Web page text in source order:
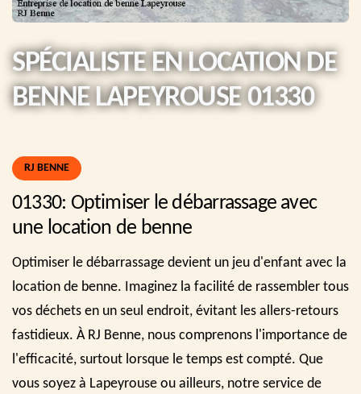
SPÉCIALISTE EN LOCATION DE
BENNE LAPEYROUSE 01330
RJ BENNE
01330: Optimiser le débarrassage avec
une location de benne
Optimiser le débarrassage devient un jeu d'enfant avec la
location de benne. Imaginez la facilité de rassembler tous
vos déchets en un seul endroit, évitant les allers-retours
fastidieux. À RJ Benne, nous comprenons l'importance de
l'efficacité, surtout lorsque le temps est compté. Que
vous soyez à Lapeyrouse ou ailleurs, notre service de